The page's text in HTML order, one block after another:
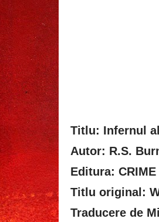
Titlu: Infernul
Autor: R.S.
Editura: CRIME
Titlu original:
Traducere de